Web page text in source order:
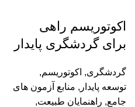
اکوتوریسم راهی
برای گردشگری پایدار
گردشگری, اکوتوریسم,
توسعه پایدار , منابع آزمون های
جامع, راهنمایان طبیعت,